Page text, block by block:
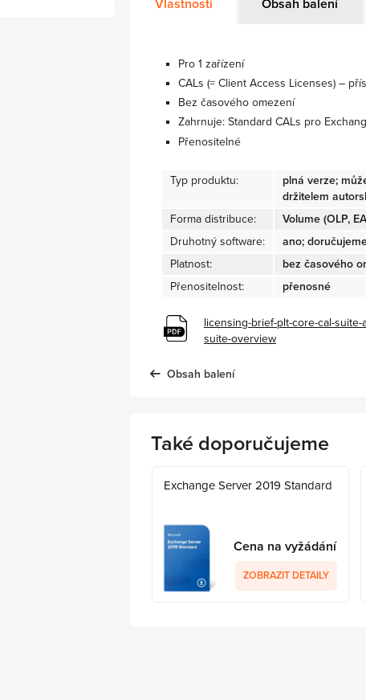
Vlastnosti Obsah balení
Pro 1 zařízení
CALs (= Client Access Licenses) –
Bez časového omezení
Zahrnuje: Standard CALs pro
Přenositelné
Typ produktu:
plná verze;
držitelem
Forma distribuce:
Volume (OLP,
Druhotný software:
ano;
Platnost:
bez časového
Přenositelnost:
přenosné
licensing-brief-plt-core-cal-
suite-overview
Obsah balení
Také doporučujeme
Exchange Server 2019 Standard
Cena na vyžádání
ZOBRAZIT DETAILY